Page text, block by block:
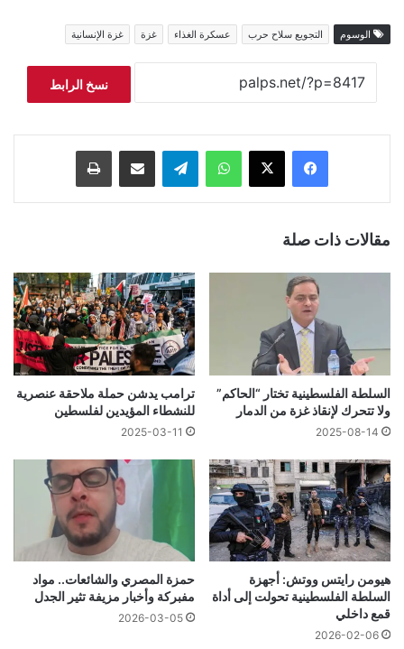
الوسوم التجويع سلاح حرب عسكرة الغذاء غزة غزة الإنسانية
نسخ الرابط
فيسبوك ‫X واتساب تيلقرام مشاركة عبر البريد طباعة
مقالات ذات صلة
السلطة الفلسطينية تختار “الحاكم”
ولا تتحرك لإنقاذ غزة من الدمار
2025-08-14
ترامب يدشن حملة ملاحقة عنصرية
للنشطاء المؤيدين لفلسطين
2025-03-11
هيومن رايتس ووتش: أجهزة
السلطة الفلسطينية تحولت إلى أداة
قمع داخلي
2026-02-06
حمزة المصري والشائعات.. مواد
مفبركة وأخبار مزيفة تثير الجدل
2026-03-05